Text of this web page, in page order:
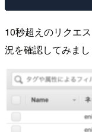
10秒超えのリクエ
況を確認してみまし